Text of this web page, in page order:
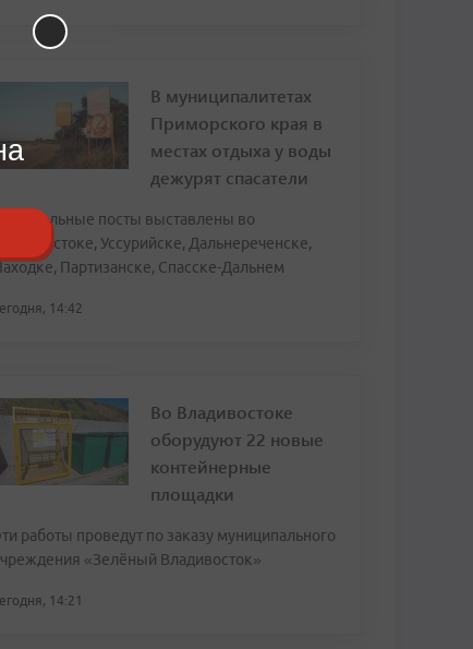
В муниципалитетах
Приморского края в
местах отдыха у воды
дежурят спасатели
Спасательные посты выставлены во
Владивостоке, Уссурийске, Дальнереченске,
Партизанске, Спасске-Дальнем
14:42
Во Владивостоке
оборудуют 22 новые
контейнерные
площадки
работы проведут по заказу муниципального
«Зелёный Владивосток»
14:21